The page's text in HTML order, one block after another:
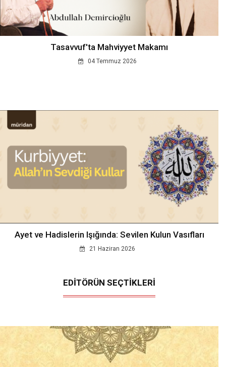
Tasavvuf'ta Mahviyyet Makamı
04 Temmuz 2026
Ayet ve Hadislerin Işığında: Sevilen Kulun Vasıfları
21 Haziran 2026
EDİTÖRÜN SEÇTİKLERİ